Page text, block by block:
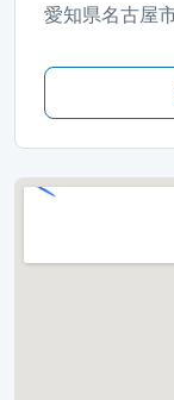
愛知県名古屋